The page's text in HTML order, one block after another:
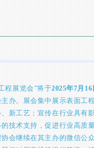
程展览会”将于2025年7月
办。展会集中展示表面工
新工艺；宣传在行业具有
技术支持，促进行业高质
会继续在其主办的微信公